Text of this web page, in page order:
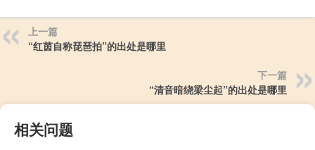
上一篇
“红茵自称琵琶拍”的出处是哪里
下一篇
“清音暗绕梁尘起”的出处是哪里
相关问题